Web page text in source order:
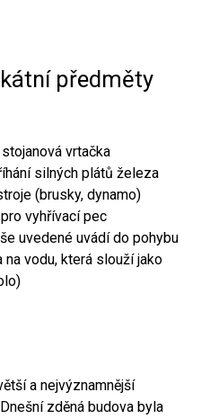
předměty
vrtačka
silných plátů železa
(brusky, dynamo)
vyhřívací pec
uvedené uvádí do pohybu
vodu, která slouží jako
a nejvýznamnější
zděná budova byla